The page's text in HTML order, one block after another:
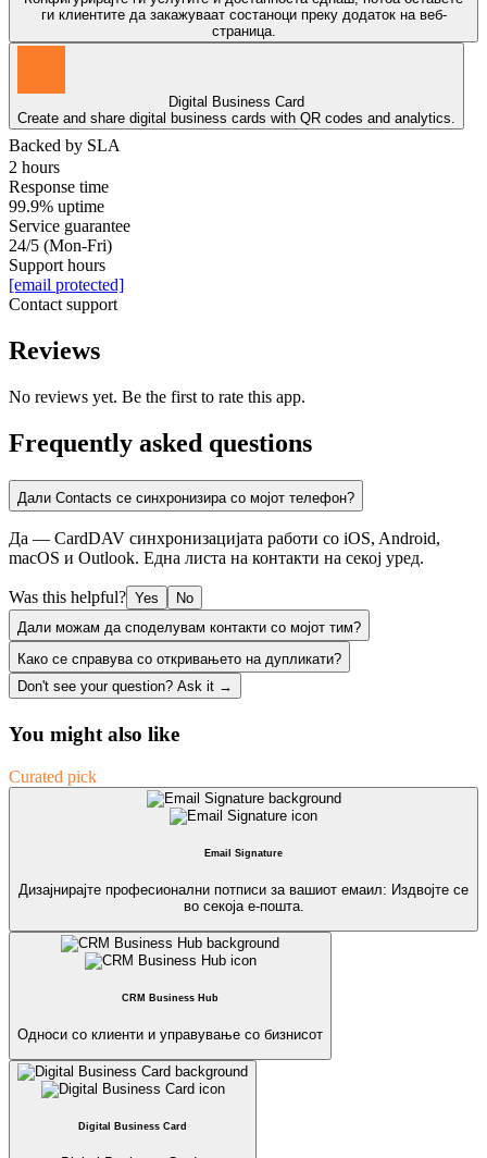
ги клиентите да закажуваат состаноци преку додаток на веб-
страница.
Digital Business Card
Create and share digital business cards with QR codes and analytics.
Backed by SLA
2 hours
Response time
99.9% uptime
Service guarantee
24/5 (Mon-Fri)
Support hours
[email protected]
Contact support
Reviews
No reviews yet. Be the first to rate this app.
Frequently asked questions
Дали Contacts се синхронизира со мојот телефон?
Да — CardDAV синхронизацијата работи со iOS, Android,
macOS и Outlook. Една листа на контакти на секој уред.
Was this helpful? Yes
No
Дали можам да споделувам контакти со мојот тим?
Како се справува со откривањето на дупликати?
Don't see your question? Ask it →
You might also like
Curated pick
Email Signature
Дизајнирајте професионални потписи за вашиот емаил: Издвојте се
во секоја е-пошта.
CRM Business Hub
Односи со клиенти и управување со бизнисот
Digital Business Card